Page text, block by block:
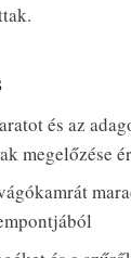
és az
megelőzése